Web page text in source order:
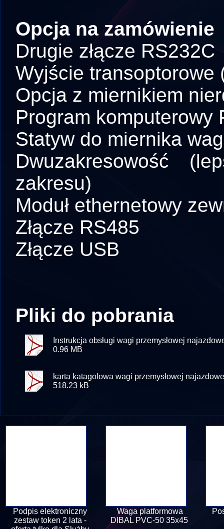
Opcja na zamówienie
Drugie złącze RS232C
Wyjście transoptorowe
Opcja z miernikiem
Program komputerowy
Statyw do miernika
Dwuzakresowość
zakresu)
Moduł ethernetowy
Złącze RS485
Złącze USB
Pliki do pobrania
Instrukcja obsługi wagi przemysłowej
0.96 MB
karta katagolowa wagi przemysłowej
518.23 kB
Podpis elektroniczny
zestaw token 2 lata -
Waga platformowa
DIBAL PVC-50 35x45